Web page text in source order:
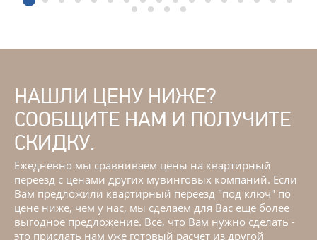
1 3 4 5 6
НАШЛИ ЦЕНУ НИЖЕ?
СООБЩИТЕ НАМ И ПОЛУЧИТЕ
СКИДКУ.
Ежедневно мы сравниваем цены на квартирный
переезд с ценами других мувинговых компаний. Если
Вам предложили квартирный переезд "под ключ" по
цене ниже, чем у нас, мы сделаем для Вас еще более
выгодное предложение. Все, что Вам нужно сделать -
это прислать нам уже готовый расчет из другой